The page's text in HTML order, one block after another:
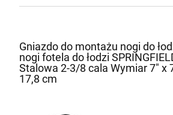
Gniazdo do montażu nogi do
nogi fotela do łodzi
Stalowa 2-3/8 cala Wymiar 7" x
17,8 cm